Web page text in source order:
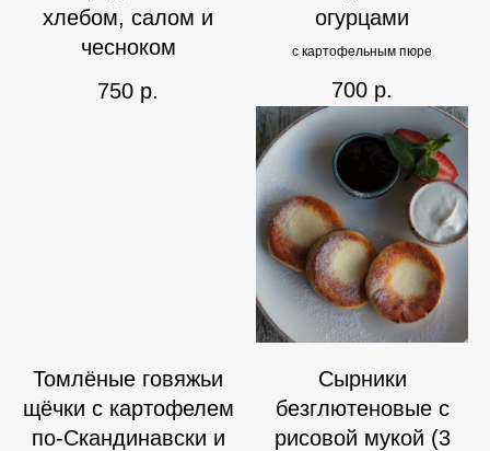
хлебом, салом и
чесноком
750 р.
огурцами
с картофельным пюре
700 р.
Томлёные говяжьи
щёчки с картофелем
по-Скандинавски и
Сырники
безглютеновые с
рисовой мукой (3